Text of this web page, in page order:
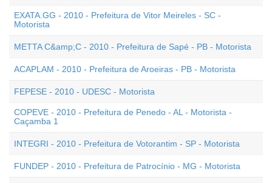
EXATA.GG - 2010 - Prefeitura de Vitor Meireles - SC -
Motorista
METTA C&amp;C - 2010 - Prefeitura de Sapé - PB - Motorista
ACAPLAM - 2010 - Prefeitura de Aroeiras - PB - Motorista
FEPESE - 2010 - UDESC - Motorista
COPEVE - 2010 - Prefeitura de Penedo - AL - Motorista -
Caçamba 1
INTEGRI - 2010 - Prefeitura de Votorantim - SP - Motorista
FUNDEP - 2010 - Prefeitura de Patrocínio - MG - Motorista